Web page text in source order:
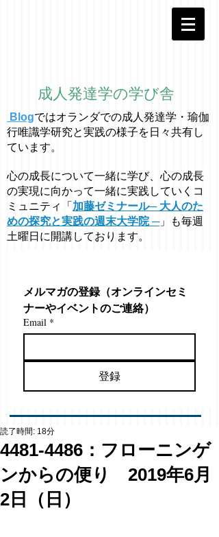
成人発達学の学び舎
Blogではオラ ンダでの成人発達学・ 瑜伽
行唯識学研究と実践の様子を日々共有し
ています。
心の成長について一緒に学び、心の成長
の実現に向かって一緒に実践していくコ
ミュニティ「 加藤ゼミナール─ 大人のた
めの探究と実践の週末大学院 ─」も毎週
土曜日に開講しております。
メルマガの登録（オンラインセミ
ナーやイベントのご連絡）
Email *
登録
4481-4486：フローニンゲ
ンからの便り 2019年6月
2日（日）
読了時間: 18分